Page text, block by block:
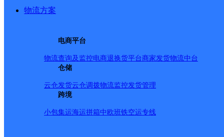
物流方案
电商平台
物流查询及监控电商退换货平台商家发货物流中台
仓储
云仓发货云仓调拨物流监控发货管理
跨境
小包集运海运拼箱中欧班铁空运专线
所属快递：韵达速递
所属区域：黑龙江省-鹤岗市-萝北县
网点地址：黑龙江省鹤岗市萝北县江滨农场双鑫家园2号
网点负责人：